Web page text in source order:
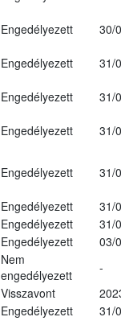
Engedélyezett
30/
Engedélyezett
31/
Engedélyezett
31/
Engedélyezett
31/
Engedélyezett 31/
Engedélyezett
31/
Engedélyezett
31/
Engedélyezett
03/
Nem
engedélyezett
-
Visszavont
Engedélyezett
31/